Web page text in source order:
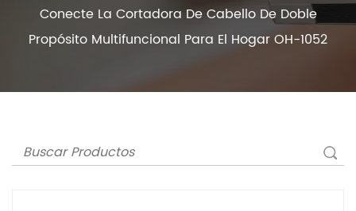
Conecte La Cortadora De Cabello De Doble
Propósito Multifuncional Para El Hogar OH-1052